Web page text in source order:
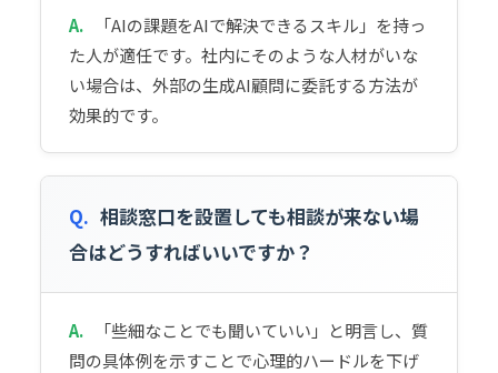
A.
「AIの課題をAIで解決できるスキル」を持っ
た人が適任です。社内にそのような人材がいな
い場合は、外部の生成AI顧問に委託する方法が
効果的です。
Q. 相談窓口を設置しても相談が来ない場
合はどうすればいいですか？
A.
「些細なことでも聞いていい」と明言し、質
問の具体例を示すことで心理的ハードルを下げ